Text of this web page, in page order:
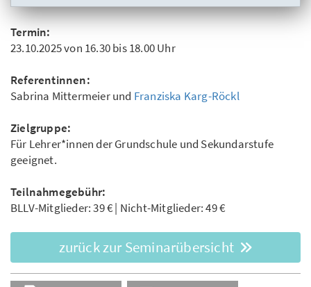
Termin:
23.10.2025 von 16.30 bis 18.00 Uhr
Referentinnen:
Sabrina Mittermeier und Franziska Karg-Röckl
Zielgruppe:
Für Lehrer*innen der Grundschule und Sekundarstufe
geeignet.
Teilnahmegebühr:
BLLV-Mitglieder: 39 € | Nicht-Mitglieder: 49 €
zurück zur Seminarübersicht